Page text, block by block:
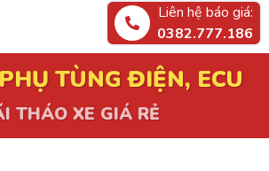
Liên hệ báo giá:
0382.777.186
PHỤ TÙNG ĐIỆN, ECU
THÁO XE GIÁ RẺ